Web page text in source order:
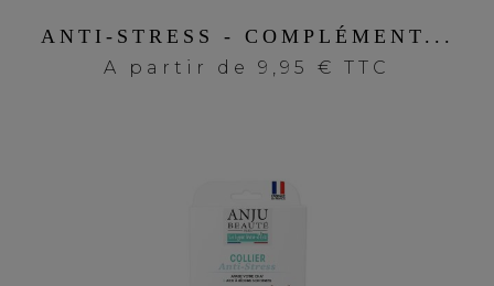
ANTI-STRESS - COMPLÉMENT...
A partir de 9,95 € TTC